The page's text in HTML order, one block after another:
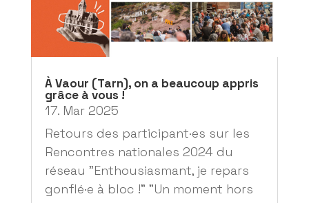
À Vaour (Tarn), on a beaucoup appris
grâce à vous !
17. Mar 2025
Retours des participant·es sur les
Rencontres nationales 2024 du
réseau "Enthousiasmant, je repars
gonflé·e à bloc !" "Un moment hors